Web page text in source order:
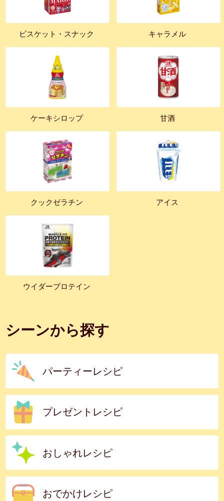
ビスケット・スナック キャラメル
ケーキシロップ 甘酒
クックゼラチン アイス
ウイダープロテイン
シーンから探す
パーティーレシピ
プレゼントレシピ
おしゃれレシピ
おでかけレシピ